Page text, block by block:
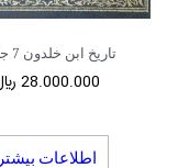
تاریخ ابن خلدون 7 جلدی
28.000.000
اطلاعات بیشتر